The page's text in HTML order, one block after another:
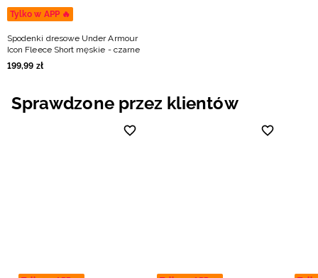
Tylko w APP 🔥
Spodenki dresowe Under Armour
Icon Fleece Short męskie - czarne
199,99 zł
Sprawdzone przez klientów